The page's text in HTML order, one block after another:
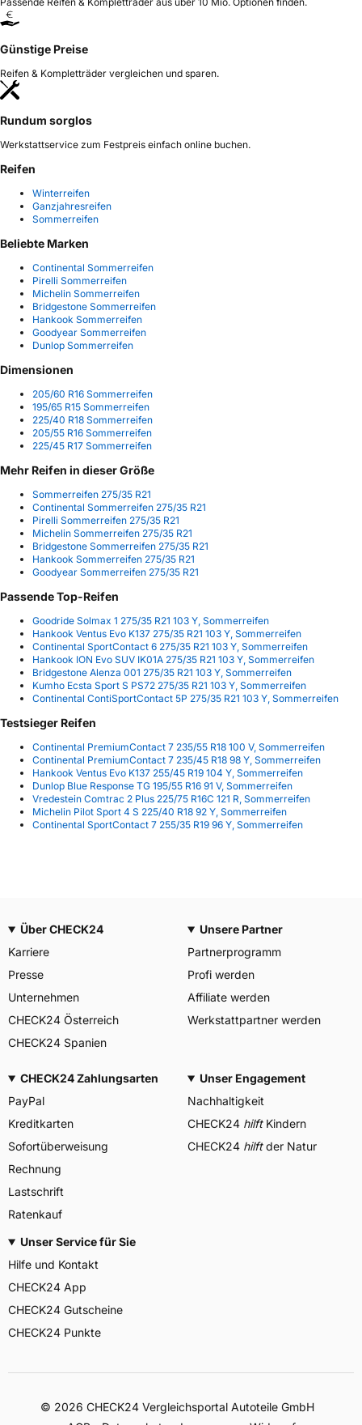
Günstige Preise
Reifen & Kompletträder vergleichen und sparen.
Rundum sorglos
Werkstattservice zum Festpreis einfach online buchen.
Reifen
Winterreifen
Ganzjahresreifen
Sommerreifen
Beliebte Marken
Continental Sommerreifen
Pirelli Sommerreifen
Michelin Sommerreifen
Bridgestone Sommerreifen
Hankook Sommerreifen
Goodyear Sommerreifen
Dunlop Sommerreifen
Dimensionen
205/60 R16 Sommerreifen
195/65 R15 Sommerreifen
225/40 R18 Sommerreifen
205/55 R16 Sommerreifen
225/45 R17 Sommerreifen
Mehr Reifen in dieser Größe
Sommerreifen 275/35 R21
Continental Sommerreifen 275/35 R21
Pirelli Sommerreifen 275/35 R21
Michelin Sommerreifen 275/35 R21
Bridgestone Sommerreifen 275/35 R21
Hankook Sommerreifen 275/35 R21
Goodyear Sommerreifen 275/35 R21
Passende Top-Reifen
Goodride Solmax 1 275/35 R21 103 Y, Sommerreifen
Hankook Ventus Evo K137 275/35 R21 103 Y, Sommerreifen
Continental SportContact 6 275/35 R21 103 Y, Sommerreifen
Hankook ION Evo SUV IK01A 275/35 R21 103 Y, Sommerreifen
Bridgestone Alenza 001 275/35 R21 103 Y, Sommerreifen
Kumho Ecsta Sport S PS72 275/35 R21 103 Y, Sommerreifen
Continental ContiSportContact 5P 275/35 R21 103 Y, Sommerreifen
Testsieger Reifen
Continental PremiumContact 7 235/55 R18 100 V, Sommerreifen
Continental PremiumContact 7 235/45 R18 98 Y, Sommerreifen
Hankook Ventus Evo K137 255/45 R19 104 Y, Sommerreifen
Dunlop Blue Response TG 195/55 R16 91 V, Sommerreifen
Vredestein Comtrac 2 Plus 225/75 R16C 121 R, Sommerreifen
Michelin Pilot Sport 4 S 225/40 R18 92 Y, Sommerreifen
Continental SportContact 7 255/35 R19 96 Y, Sommerreifen
Über CHECK24
Karriere
Presse
Unternehmen
CHECK24 Österreich
CHECK24 Spanien
Unsere Partner
Partnerprogramm
Profi werden
Affiliate werden
Werkstattpartner werden
CHECK24 Zahlungsarten
PayPal
Kreditkarten
Sofortüberweisung
Rechnung
Lastschrift
Ratenkauf
Unser Engagement
Nachhaltigkeit
CHECK24 hilftKindern
CHECK24 hilftder Natur
Unser Service für Sie
Hilfe und Kontakt
CHECK24 App
CHECK24 Gutscheine
CHECK24 Punkte
© 2026 CHECK24 Vergleichsportal Autoteile GmbH